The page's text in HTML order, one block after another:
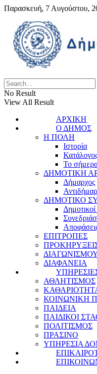
Παρασκευή, 7 Αυγούστου,
No Result
View All Result
ΑΡΧΙΚΗ
Ο ΔΗΜΟΣ
Η ΠΟΛΗ
Ιστορία
Το
ΔΗΜΟΤΙΚΗ
Δήμαρχος
ΔΗΜΟΤΙΚΟ
ΕΠΙΤΡΟΠΕΣ
ΔΙΑΦΑΝΕΙΑ
ΑΘΛΗΤΙΣΜΟΣ
ΚΟΙΝΩΝΙΚΗ
ΠΑΙΔΕΙΑ
ΠΑΙΔΙΚΟΙ
ΠΟΛΙΤΙΣΜΟΣ
ΠΡΑΣΙΝΟ
ΥΠΗΡΕΣΙΑ